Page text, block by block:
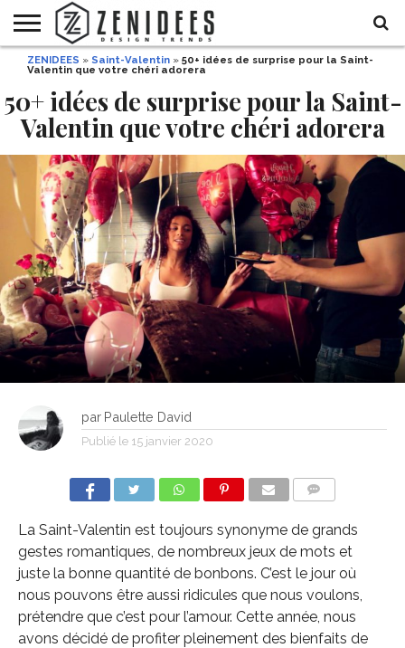
HOME
MAISON
DE
FÊTE
BEAUTÉ
RECETTES
HALLOWEEN
ZENIDEES » Saint-Valentin » 50+ idées de surprise pour la Saint-
Valentin que votre chéri adorera
50+ idées de surprise pour la Saint-
Valentin que votre chéri adorera
par Paulette David
Publié le 15 janvier 2020
La Saint-Valentin est toujours synonyme de grands
gestes romantiques, de nombreux jeux de mots et
juste la bonne quantité de bonbons. C’est lе jour où
nous pouvons être aussi ridicules que nous voulons,
prétendre que c’est pour l’amour. Cette année, nous
avons décidé de profiter pleinement des bienfaits de